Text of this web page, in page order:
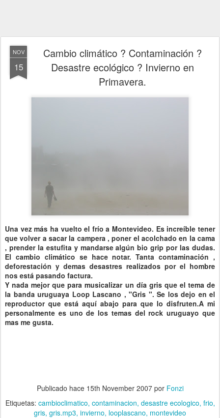
NOV
15
Cambio climático ? Contaminación ?
Desastre ecológico ? Invierno en
Primavera.
Una vez más ha vuelto el frío a Montevideo. Es increíble tener
que volver a sacar la campera , poner el acolchado en la cama
, prender la estufita y mandarse algún bio grip por las dudas.
El cambio climático se hace notar. Tanta contaminación ,
deforestación y demas desastres realizados por el hombre
nos está pasando factura.
Y nada mejor que para musicalizar un día gris que el tema de
la banda uruguaya Loop Lascano , "Gris ". Se los dejo en el
reproductor que está aquí abajo para que lo disfruten.A mi
personalmente es uno de los temas del rock uruguayo que
mas me gusta.
Publicado hace 15th November 2007por Fonzi
Etiquetas: cambioclimatico contaminacion desastre ecologico frio
gris gris.mp3 invierno looplascano montevideo